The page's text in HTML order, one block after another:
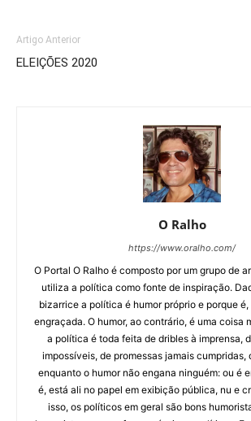
Artigo Anterior
ELEIÇÕES 2020
O Ralho
https://www.oralho.com/
O Portal O Ralho é composto por um grupo de
utiliza a política como fonte de inspiração.
bizarrice a política é humor próprio e porque é,
engraçada. O humor, ao contrário, é uma coisa
a política é toda feita de dribles à imprensa,
impossíveis, de promessas jamais cumpridas,
enquanto o humor não engana ninguém: ou é
é, está ali no papel em exibição pública, nu e
isso, os políticos em geral são bons